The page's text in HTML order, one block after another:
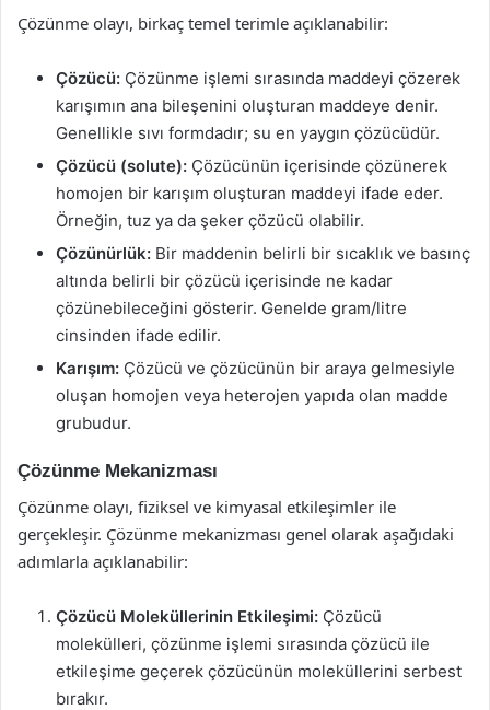
Çözünme olayı, birkaç temel terimle açıklanabilir:
Çözücü: Çözünme işlemi sırasında maddeyi çözerek
karışımın ana bileşenini oluşturan maddeye denir.
Genellikle sıvı formdadır; su en yaygın çözücüdür.
Çözücü (solute): Çözücünün içerisinde çözünerek
homojen bir karışım oluşturan maddeyi ifade eder.
Örneğin, tuz ya da şeker çözücü olabilir.
Çözünürlük: Bir maddenin belirli bir sıcaklık ve basınç
altında belirli bir çözücü içerisinde ne kadar
çözünebileceğini gösterir. Genelde gram/litre
cinsinden ifade edilir.
Karışım: Çözücü ve çözücünün bir araya gelmesiyle
oluşan homojen veya heterojen yapıda olan madde
grubudur.
Çözünme Mekanizması
Çözünme olayı, fiziksel ve kimyasal etkileşimler ile
gerçekleşir. Çözünme mekanizması genel olarak aşağıdaki
adımlarla açıklanabilir:
Çözücü Moleküllerinin Etkileşimi: Çözücü
molekülleri, çözünme işlemi sırasında çözücü ile
etkileşime geçerek çözücünün moleküllerini serbest
bırakır.